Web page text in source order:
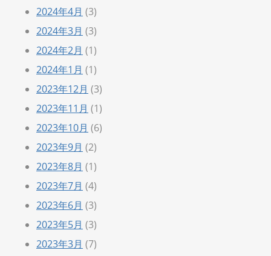
2024年4月 (3)
2024年3月 (3)
2024年2月 (1)
2024年1月 (1)
2023年12月 (3)
2023年11月 (1)
2023年10月 (6)
2023年9月 (2)
2023年8月 (1)
2023年7月 (4)
2023年6月 (3)
2023年5月 (3)
2023年3月 (7)